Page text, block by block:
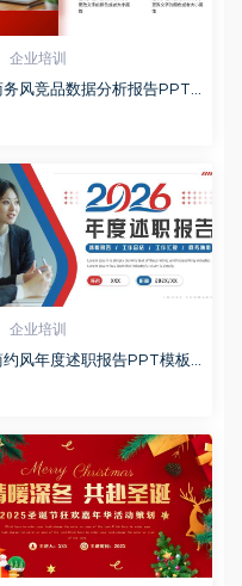
企业培训
务风竞品数据分析报告PPT
企业培训
约风年度述职报告PPT模板2